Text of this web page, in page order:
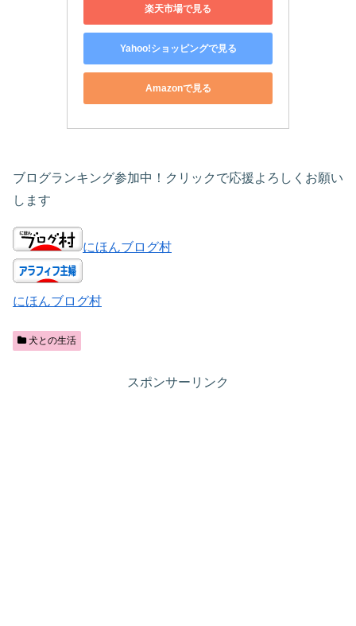
楽天市場で見る
Yahoo!ショッピングで見る
Amazonで見る
ブログランキング参加中！クリックで応援よろしくお願い
します
にほんブログ村
にほんブログ村
犬との生活
スポンサーリンク